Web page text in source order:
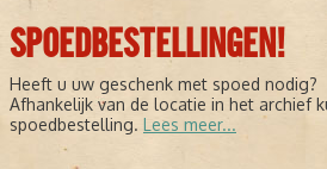
SPOEDBESTELLINGEN!
Heeft u uw geschenk met spoed nodig?
Afhankelijk van de locatie in het archief
spoedbestelling. Lees meer...